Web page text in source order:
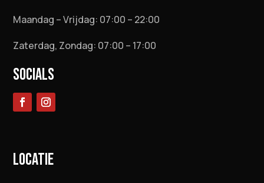
Maandag – Vrijdag: 07:00 – 22:00
Zaterdag, Zondag: 07:00 – 17:00
SOCIALS
LOCATIE